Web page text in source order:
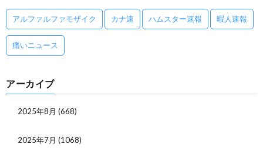
アルファルファモザイク カナ速 ハムスター速報 暇人速報
痛いニュース
アーカイブ
2025年8月 (668)
2025年7月 (1068)